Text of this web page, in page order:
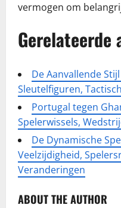
vermogen om
Gerelateerde
De Aanvallende
Sleutelfiguren,
Portugal tegen
Spelerwissels,
De Dynamische
Veelzijdigheid,
Veranderingen
ABOUT THE AUTHOR